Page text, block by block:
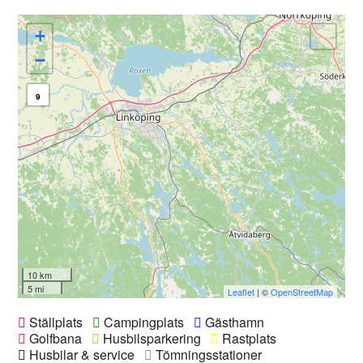
+
−
9
10 km
5 mi
Leaflet| ©OpenStreetMap
Ställplats Campingplats
Gästhamn
Golfbana
Husbilsparkering
Rastplats
Husbilar & service
Tömningsstationer